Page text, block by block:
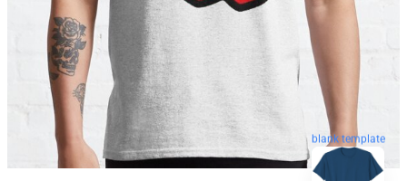
blank template